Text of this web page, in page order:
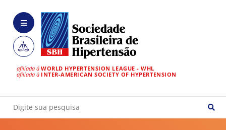
afiliada à WORLD HYPERTENSION LEAGUE - WHL
afiliada à INTER-AMERICAN SOCIETY OF HYPERTENSION